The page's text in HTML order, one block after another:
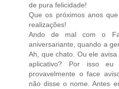
de pura felicidade!
Que os próximos anos
realizações!
Ando de mal com o
aniversariante, quando a
Ah, que chato. Ou ele
aplicativo? Por isso
provavelmente o face
não disse o nome. Antes